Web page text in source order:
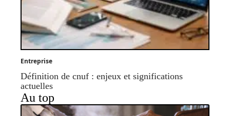
Entreprise
Définition de cnuf : enjeux et significations
actuelles
Au top